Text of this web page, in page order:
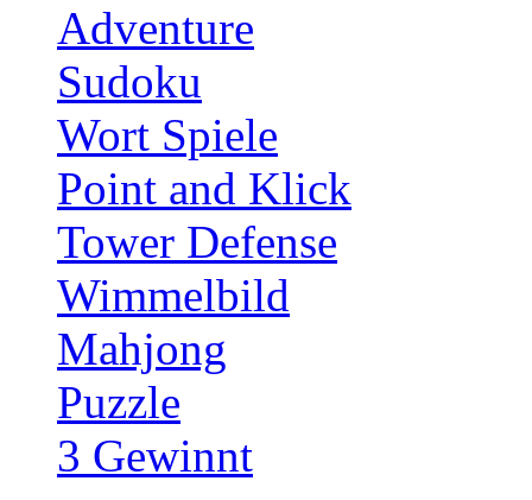
Adventure
Sudoku
Wort Spiele
Point and Klick
Tower Defense
Wimmelbild
Mahjong
Puzzle
3 Gewinnt